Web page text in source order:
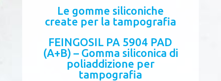
Le gomme siliconiche
create per la tampografia
FEINGOSIL PA 5904 PAD
(A+B) – Gomma siliconica di
poliaddizione per
tampografia